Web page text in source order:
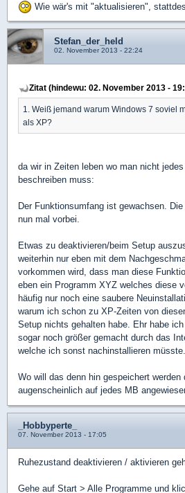
Wie wär's mit "aktualisieren",
Stefan_der_held
02. November 2013 - 22:24
Zitat (hindewu: 02. November 2013 -
1. Weiß jemand warum Windows 7 soviel
als XP?
da wir in Zeiten leben wo man nicht
beschreiben muss:
Der Funktionsumfang ist gewachsen.
nun mal vorbei.
Etwas zu deaktivieren/beim Setup
weiterhin nur eben mit dem
vorkommen wird, dass man diese
eben ein Programm XYZ welches diese
häufig nur noch eine saubere
warum ich schon zu XP-Zeiten von
Setup nichts gehalten habe. Ehr habe
sogar noch größer gemacht durch das
welche ich sonst nachinstallieren müsste.
Wo will das denn hin gespeichert
augenscheinlich auf jedes MB
_Hobbyperte_
07. November 2013 - 17:05
Ruhezustand deaktivieren / aktivieren
Gehe auf Start > Alle Programme und